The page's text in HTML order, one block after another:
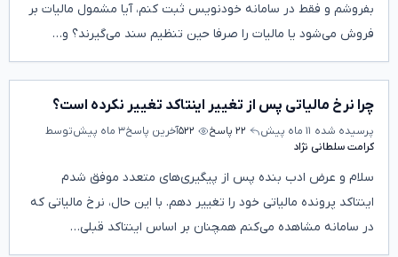
بفروشم و فقط در سامانه خودنویس ثبت کنم، آیا مشمول مالیات بر
فروش می‌شود یا مالیات را صرفا حین تنظیم سند می‌گیرند؟ و…
چرا نرخ مالیاتی پس از تغییر اینتاکد تغییر نکرده است؟
پرسیده شده ۱۱ ماه پیش ۲۲ پاسخ ۵۲۲آخرین پاسخ۳ ماه پیش
توسط
کرامت سلطانی نژاد
سلام و عرض ادب بنده پس از پیگیری‌های متعدد موفق شدم
اینتاکد پرونده مالیاتی خود را تغییر دهم. با این حال، نرخ مالیاتی که
در سامانه مشاهده می‌کنم همچنان بر اساس اینتاکد قبلی…